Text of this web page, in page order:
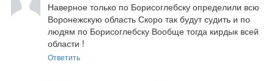
Наверное только по Борисоглебску определили всю
Воронежскую область Скоро так будут судить и по
людям по Борисоглебску Вообще тогда кирдык всей
области !
Ответить